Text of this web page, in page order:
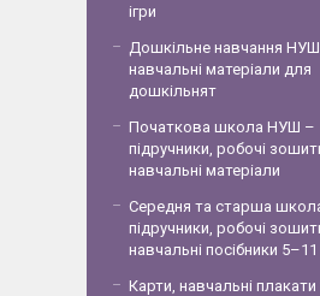
ігри
Дошкільне навчання
навчальні матеріали для
дошкільнят
Початкова школа НУШ –
підручники, робочі
навчальні матеріали
Середня та старша
підручники, робочі
навчальні посібники
Карти, навчальні плакати